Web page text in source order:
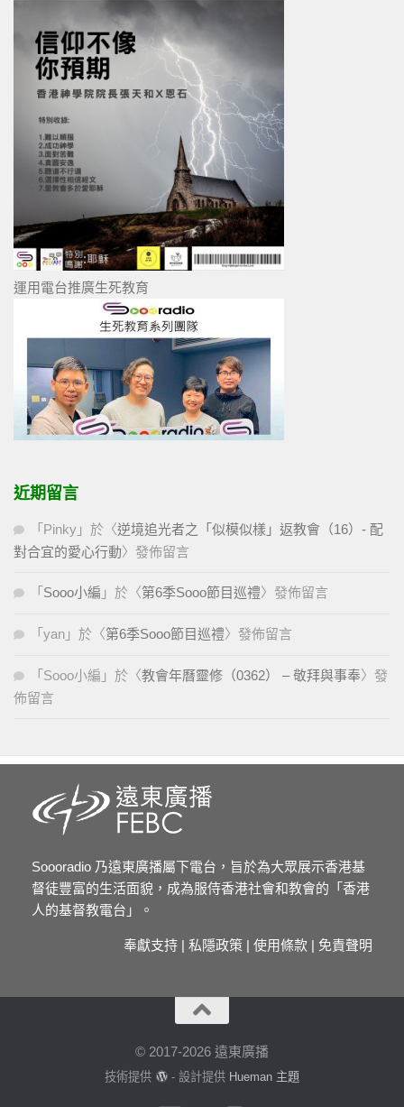
運用電台推廣生死教育
近期留言
「 Pinky 」於〈逆境追光者之「似模似樣」返教會（16）- 配
對合宜的愛心行動〉發佈留言
「 Sooo小編 」於〈第6季Sooo節目巡禮〉發佈留言
「 yan 」於〈第6季Sooo節目巡禮〉發佈留言
「 Sooo小編 」於〈教會年曆靈修（0362） – 敬拜與事奉〉發
佈留言
Soooradio 乃遠東廣播屬下電台，旨於為大眾展示香港基
督徒豐富的生活面貌，成為服侍香港社會和教會的「香港
人的基督教電台」。
奉獻支持 | 私隱政策 | 使用條款 | 免責聲明
© 2017-2026 遠東廣播
技術提供 - 設計提供 Hueman 主題